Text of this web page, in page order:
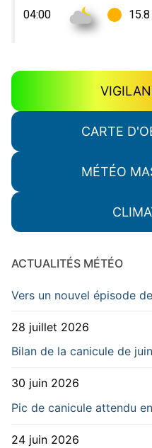
CARTE
MÉTÉO
ACTUALITÉS MÉTÉO
Vers un nouvel épisode
28 juillet 2026
Bilan de la canicule de
30 juin 2026
Pic de canicule attendu
24 juin 2026